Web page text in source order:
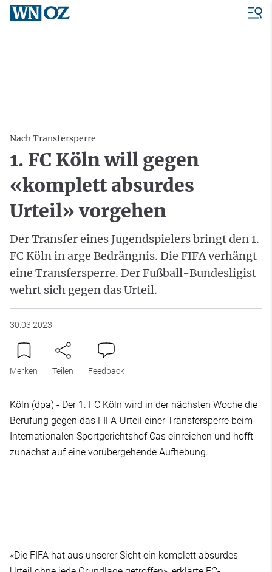
Nach Transfersperre
1. FC Köln will gegen
«komplett absurdes
Urteil» vorgehen
Der Transfer eines Jugendspielers bringt den 1.
FC Köln in arge Bedrängnis. Die FIFA verhängt
eine Transfersperre. Der Fußball-Bundesligist
wehrt sich gegen das Urteil.
30.03.2023
Merken Teilen Feedback
Köln (dpa) - Der 1. FC Köln wird in der nächsten Woche die
Berufung gegen das FIFA-Urteil einer Transfersperre beim
Internationalen Sportgerichtshof Cas einreichen und hofft
zunächst auf eine vorübergehende Aufhebung.
«Die FIFA hat aus unserer Sicht ein komplett absurdes